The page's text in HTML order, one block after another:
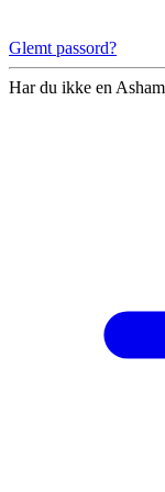
Glemt passord?
Har du ikke en